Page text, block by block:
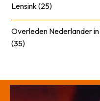
Lensink (25)
Overleden Nederlander
(35)